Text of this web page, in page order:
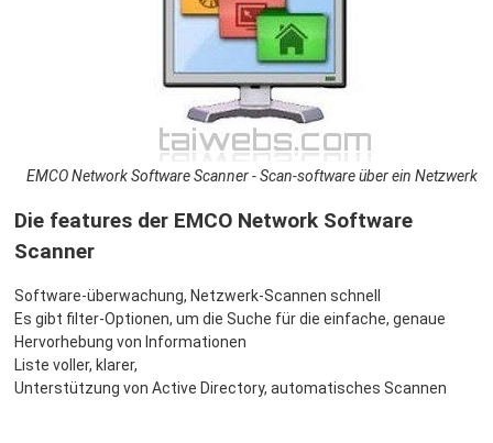
EMCO Network Software Scanner - Scan-software über ein Netzwerk
Die features der EMCO Network Software
Scanner
Software-überwachung, Netzwerk-Scannen schnell
Es gibt filter-Optionen, um die Suche für die einfache, genaue
Hervorhebung von Informationen
Liste voller, klarer,
Unterstützung von Active Directory, automatisches Scannen